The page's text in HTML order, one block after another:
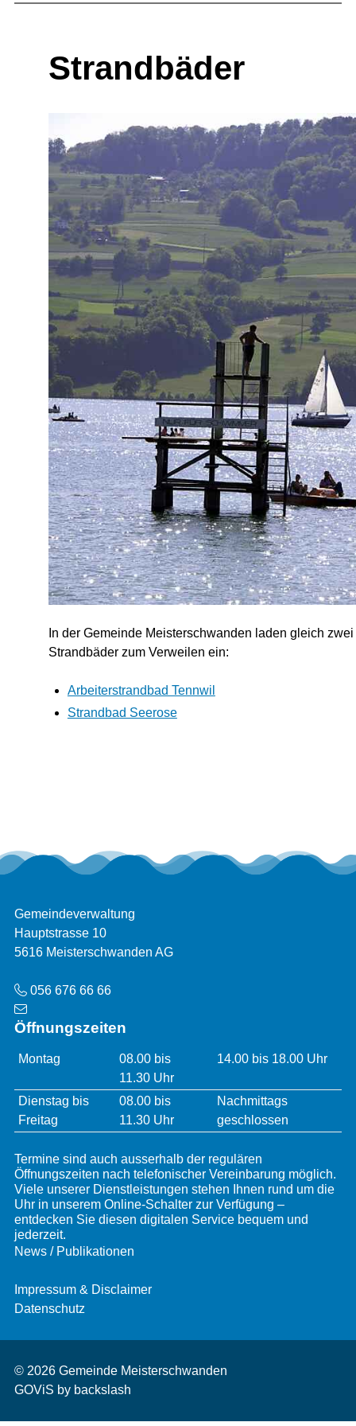
Strandbäder
In der Gemeinde Meisterschwanden laden gleich zwei
Strandbäder zum Verweilen ein:
Arbeiterstrandbad Tennwil
Strandbad Seerose
Footer
Adresse
Gemeindeverwaltung
Hauptstrasse 10
5616 Meisterschwanden AG
Telefon
056 676 66 66
Öffnungszeiten
Öffnungszeiten
Montag
08.00 bis
11.30 Uhr
14.00 bis 18.00 Uhr
Dienstag bis
Freitag
08.00 bis
11.30 Uhr
Nachmittags
geschlossen
Termine sind auch ausserhalb der regulären
Öffnungszeiten nach telefonischer Vereinbarung möglich.
Viele unserer Dienstleistungen stehen Ihnen rund um die
Uhr in unserem Online-Schalter zur Verfügung –
entdecken Sie diesen digitalen Service bequem und
jederzeit.
Services
News / Publikationen
Impressum & Disclaimer
Datenschutz
© 2026 Gemeinde Meisterschwanden
GOViS by backslash